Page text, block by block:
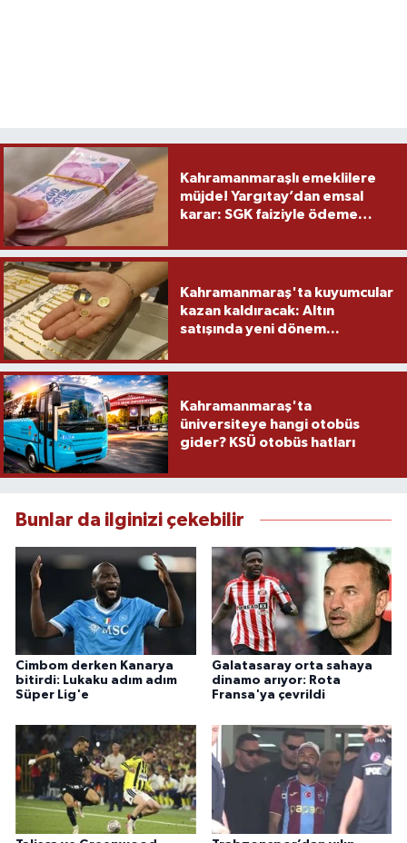
Kahramanmaraşlı emeklilere
müjde! Yargıtay’dan emsal
karar: SGK faiziyle ödeme
Kahramanmaraş'ta kuyumcular
kazan kaldıracak: Altın
satışında yeni dönem...
Kahramanmaraş'ta
üniversiteye hangi otobüs
gider? KSÜ otobüs hatları
Bunlar da ilginizi çekebilir
Cimbom derken Kanarya
bitirdi: Lukaku adım adım
Süper Lig'e
Galatasaray orta sahaya
dinamo arıyor: Rota
Fransa'ya çevrildi